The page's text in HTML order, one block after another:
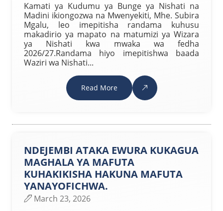
Kamati ya Kudumu ya Bunge ya Nishati na
Madini ikiongozwa na Mwenyekiti, Mhe. Subira
Mgalu, leo imepitisha randama kuhusu
makadirio ya mapato na matumizi ya Wizara
ya Nishati kwa mwaka wa fedha
2026/27.Randama hiyo imepitishwa baada
Waziri wa Nishati...
Read More
NDEJEMBI ATAKA EWURA KUKAGUA
MAGHALA YA MAFUTA
KUHAKIKISHA HAKUNA MAFUTA
YANAYOFICHWA.
March 23, 2026